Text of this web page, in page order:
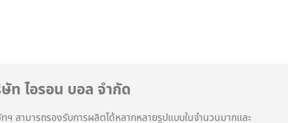
ท ไอรอน บอล จำกัด
ฯ สามารถรองรับการผลิตได้หลากหลายรูปแบบในจำนวนมากและ